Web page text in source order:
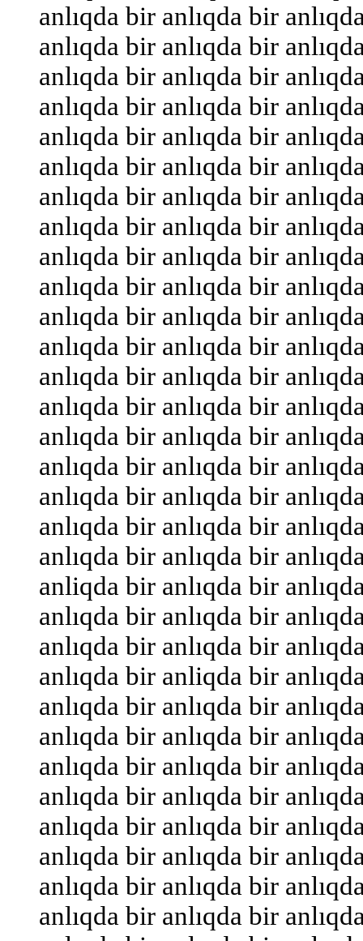
anlıqda bir anlıqda bir
anlıqda bir anlıqda bir
anlıqda bir anlıqda bir
anlıqda bir anlıqda bir
anlıqda bir anlıqda bir
anlıqda bir anlıqda bir
anlıqda bir anlıqda bir
anlıqda bir anlıqda bir
anlıqda bir anlıqda bir
anlıqda bir anlıqda bir
anlıqda bir anlıqda bir
anlıqda bir anlıqda bir
anlıqda bir anlıqda bir
anlıqda bir anlıqda bir
anlıqda bir anlıqda bir
anlıqda bir anlıqda bir
anlıqda bir anlıqda bir
anlıqda bir anlıqda bir
anlıqda bir anlıqda bir
anliqda bir anlıqda bir
anlıqda bir anlıqda bir
anlıqda bir anlıqda bir
anlıqda bir anliqda bir
anlıqda bir anlıqda bir
anlıqda bir anlıqda bir
anlıqda bir anlıqda bir
anlıqda bir anlıqda bir
anlıqda bir anlıqda bir
anlıqda bir anlıqda bir
anlıqda bir anlıqda bir
anlıqda bir anlıqda bir